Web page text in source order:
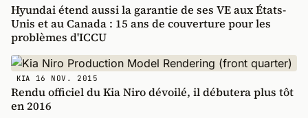
Hyundai étend aussi la garantie de ses VE aux États-
Unis et au Canada : 15 ans de couverture pour les
problèmes d'ICCU
KIA 16 NOV. 2015
Rendu officiel du Kia Niro dévoilé, il débutera plus tôt
en 2016